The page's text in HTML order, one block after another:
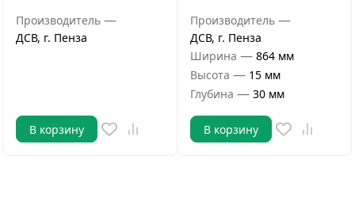
Производитель —
ДСВ, г. Пенза
В корзину
Производитель —
ДСВ, г. Пенза
Ширина — 864 мм
Высота — 15 мм
Глубина — 30 мм
В корзину